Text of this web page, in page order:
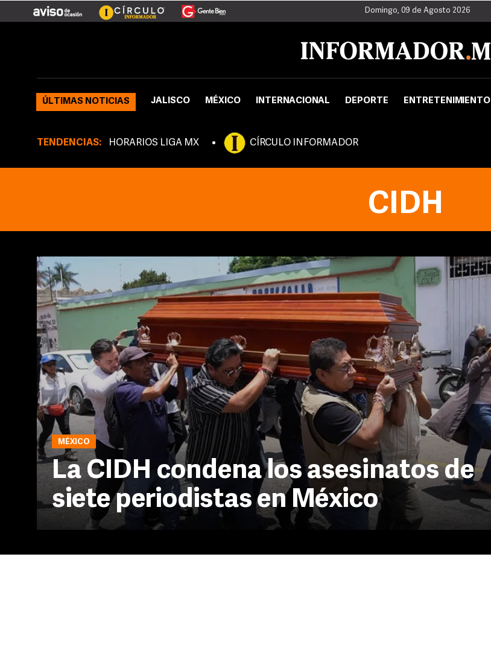
Domingo, 09 de Agosto 2026
ÚLTIMAS NOTICIAS JALISCO MÉXICO INTERNACIONAL DEPORTE ENTRETENIMIENTO
TENDENCIAS: HORARIOS LIGA MX CÍRCULO INFORMADOR
CIDH
MÉXICO
La CIDH condena los asesinatos de
siete periodistas en México